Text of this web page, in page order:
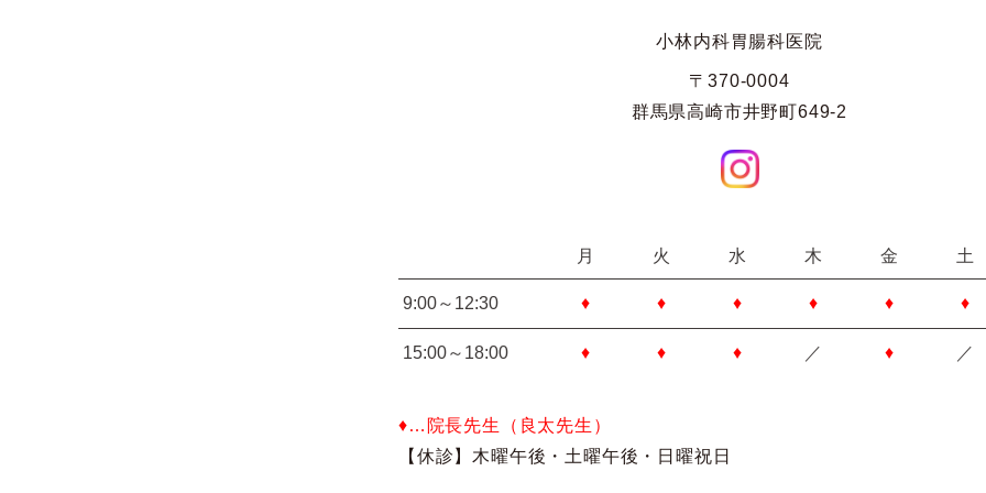
小林内科胃腸科医院
〒370-0004
群馬県高崎市井野町649-2
月 火 水 木 金 土
9:00～12:30 ♦ ♦ ♦ ♦ ♦ ♦
15:00～18:00 ♦ ♦ ♦ ／ ♦ ／
♦…院長先生（良太先生）
【休診】木曜午後・土曜午後・日曜祝日